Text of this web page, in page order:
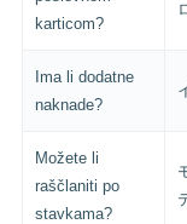
karticom?
Ima li dodatne
naknade?
Možete li
raščlaniti po
stavkama?